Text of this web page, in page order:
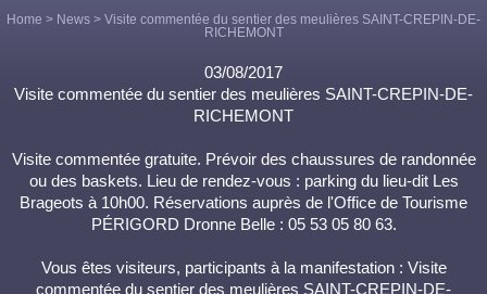
Home > News > Visite commentée du sentier des meulières SAINT-CREPIN-DE-
RICHEMONT
03/08/2017
Visite commentée du sentier des meulières SAINT-CREPIN-DE-
RICHEMONT
Visite commentée gratuite. Prévoir des chaussures de randonnée
ou des baskets. Lieu de rendez-vous : parking du lieu-dit Les
Brageots à 10h00. Réservations auprès de l'Office de Tourisme
PÉRIGORD Dronne Belle : 05 53 05 80 63.
Vous êtes visiteurs, participants à la manifestation : Visite
commentée du sentier des meulières SAINT-CREPIN-DE-